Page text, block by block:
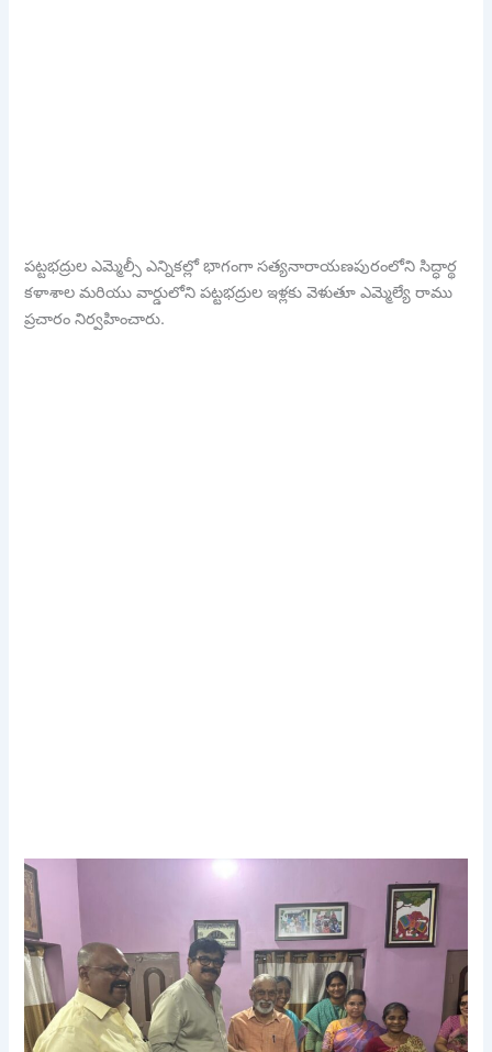
పట్టభద్రుల ఎమ్మెల్సీ ఎన్నికల్లో భాగంగా సత్యనారాయణపురంలోని సిద్ధార్థ
కళాశాల మరియు వార్డులోని పట్టభద్రుల ఇళ్లకు వెళుతూ ఎమ్మెల్యే రాము
ప్రచారం నిర్వహించారు.